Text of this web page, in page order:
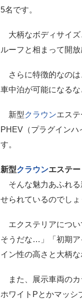
5名です。
大柄なボディサイズ
ルーフと相まって開放
さらに特徴的なのは
車中泊が可能になる
新型クラウンエス
PHEV（プラグインハ
す。
新型クラウンエステ
そんな魅力あふれる
せられているのでしょ
エクステリアについ
そうだな…」「初期ア
イン性の高さと大柄
また、展示車両のカ
ホワイトPとかマッシ